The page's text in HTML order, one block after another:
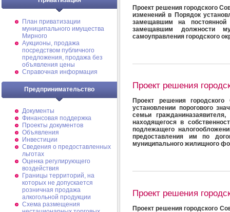
План приватизации
муниципального имущества
Мирного
Аукционы, продажа
посредством публичного
предложения, продажа без
объявления цены
Справочная информация
Предпринимательство
Документы
Финансовая поддержка
Проекты документов
Объявления
Инвестиции
Сведения о предоставленных
льготах
Оценка регулирующего
воздействия
Границы территорий, на
которых не допускается
розничная продажа
алкогольной продукции
Схема размещения
Проект решения городского
изменений в Порядок
замещавшим на
замещавшим должности
самоуправления городского
Проект решения
Проект решения
установлении порогового
семьи
находящегося в
подлежащего
предоставления им по
муниципального жилищного
Проект решения
Проект решения городского